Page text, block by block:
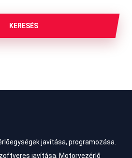
KERESÉS
javítása, programozása.
Szoftveres javítása. Motorvezérlő